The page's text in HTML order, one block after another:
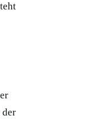
der